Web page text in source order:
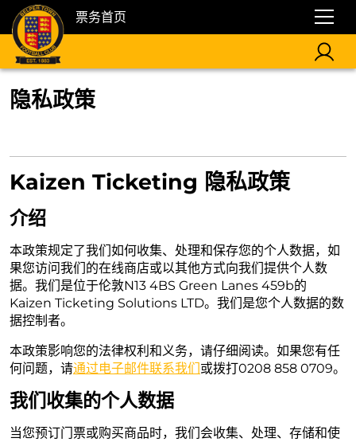
票务首页
隐私政策
Kaizen Ticketing 隐私政策
介绍
本政策规定了我们如何收集、处理和保存您的个人数据，如
果您访问我们的在线商店或以其他方式向我们提供个人数
据。我们是位于伦敦N13 4BS Green Lanes 459b的
Kaizen Ticketing Solutions LTD。我们是您个人数据的数
据控制者。
本政策影响您的法律权利和义务，请仔细阅读。如果您有任
何问题，请通过电子邮件联系我们或拨打0208 858 0709。
我们收集的个人数据
当您预订门票或购买商品时，我们会收集、处理、存储和使